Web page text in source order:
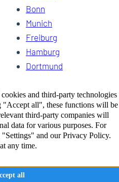
Bonn
Munich
Freiburg
Hamburg
Dortmund
Kiel
Bremen
for temporary living